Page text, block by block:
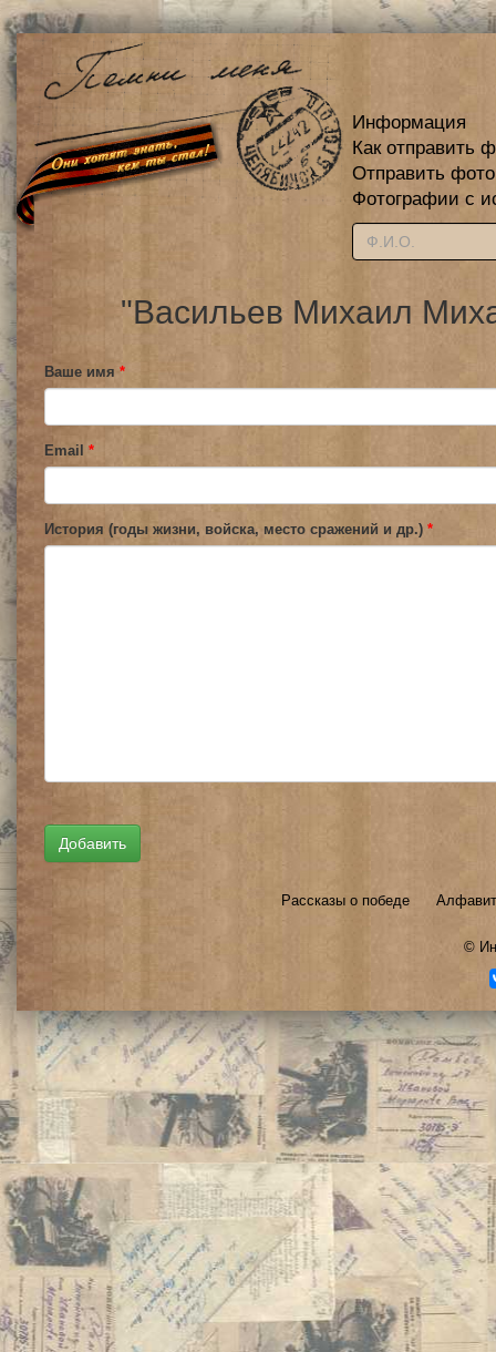
Информация
Как отправить
Отправить
Фотографии с
"Васильев Михаил
Ваше имя *
Email *
История (годы жизни, войска, место сражений и др.) *
Рассказы о победе
©